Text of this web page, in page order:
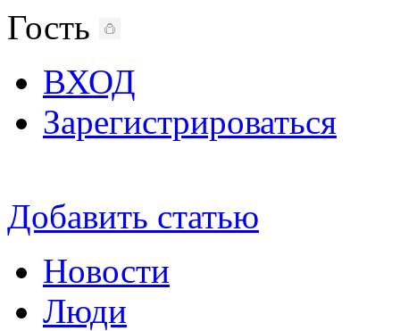
Гость
ВХОД
Зарегистрироваться
Добавить статью
Новости
Люди